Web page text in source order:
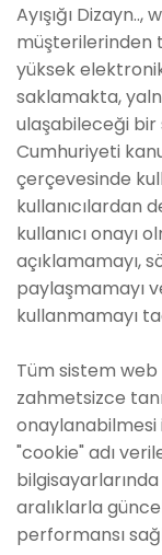
Ayışığı Dizayn..,
müşterilerinden
yüksek
saklamakta,
ulaşabileceği
Cumhuriyeti
çerçevesinde
kullanıcılardan
kullanıcı onayı
açıklamamayı,
paylaşmamayı
kullanmamayı
Tüm sistem web
zahmetsizce
onaylanabilmesi
"cookie" adı
aralıklarla
performansı